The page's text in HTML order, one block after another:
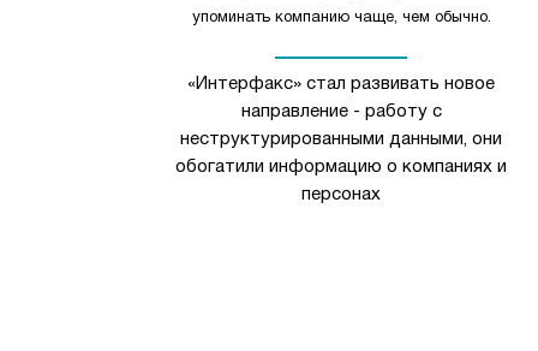
упоминать компанию чаще, чем обычно.
«Интерфакс» стал развивать новое
направление - работу с
неструктурированными данными, они
обогатили информацию о компаниях и
персонах